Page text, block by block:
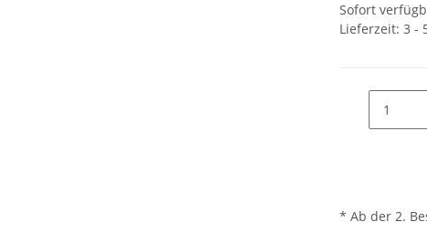
Sofort
Lieferzeit: 3 -
* Ab der 2.